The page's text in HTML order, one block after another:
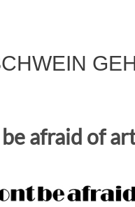
afraid of